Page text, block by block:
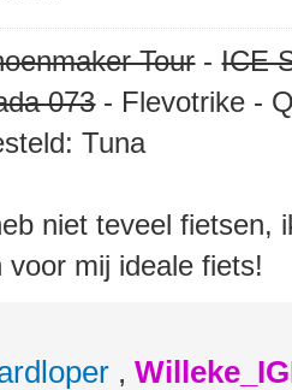
Tour-ICE
073- Flevotrike -
Tuna
niet teveel fietsen,
voor mij ideale fiets!
,